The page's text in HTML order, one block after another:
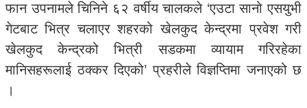
फान उपनामले चिनिने ६२ वर्षीय चालकले ‘एउटा सानो एसयुभी
गेटबाट भित्र चलाएर शहरको खेलकुद केन्द्रमा प्रवेश गरी
खेलकुद केन्द्रको भित्री सडकमा व्यायाम गरिरहेका
मानिसहरूलाई ठक्कर दिएको’ प्रहरीले विज्ञप्तिमा जनाएको छ
।